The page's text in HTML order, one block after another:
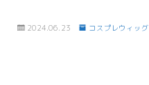
2024.06.23 コスプレウィッグ